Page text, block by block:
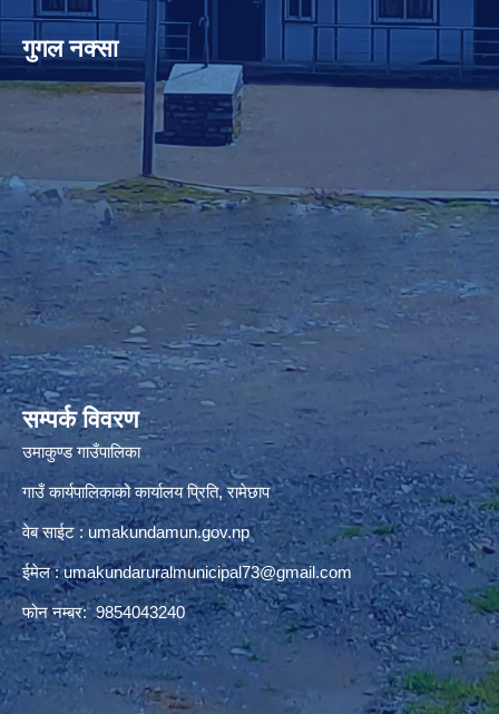
गुगल नक्सा
premium bootstrap themes
सम्पर्क विवरण
उमाकुण्ड गाउँपालिका
गाउँ कार्यपालिकाको कार्यालय प्रिति, रामेछाप
वेब साईट : umakundamun.gov.np
ईमेल :umakundaruralmunicipal73@gmail.com
फोन नम्बर: 9854043240